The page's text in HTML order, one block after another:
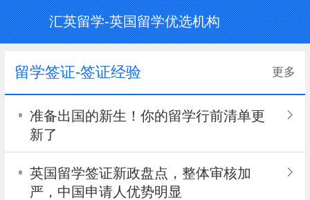
汇英留学-英国留学优选机构
留学签证-签证经验 更多
准备出国的新生！你的留学行前清单更
新了
英国留学签证新政盘点，整体审核加
严，中国申请人优势明显